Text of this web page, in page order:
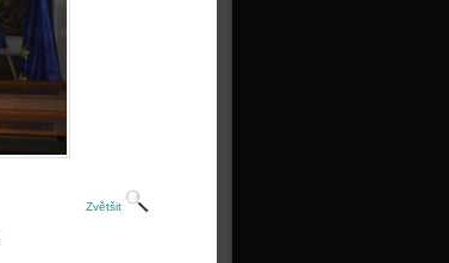
Zvětšit